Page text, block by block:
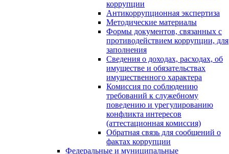
коррупции
Антикоррупционная экспертиза
Методические материалы
Формы документов, связанных с
противодействием коррупции, для
заполнения
Сведения о доходах, расходах, об
имуществе и обязательствах
имущественного характера
Комиссия по соблюдению
требований к служебному
поведению и урегулированию
конфликта интересов
(аттестационная комиссия)
Обратная связь для сообщений о
фактах коррупции
Федеральные и муниципальные